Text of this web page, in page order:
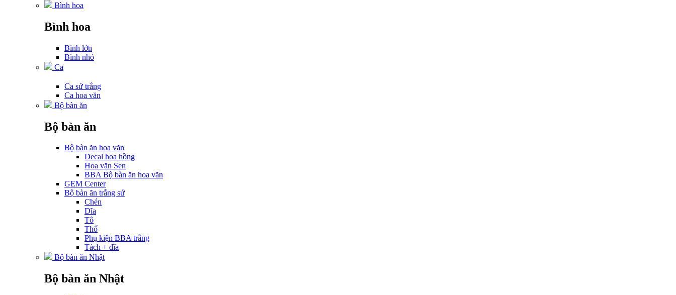
Bình hoa
Bình hoa
Bình lớn
Bình nhỏ
Ca
Ca sứ trắng
Ca hoa văn
Bộ bàn ăn
Bộ bàn ăn
Bộ bàn ăn hoa văn
Decal hoa hồng
Hoa văn Sen
BBA Bộ bàn ăn hoa văn
GEM Center
Bộ bàn ăn trắng sứ
Chén
Dĩa
Tô
Thố
Phụ kiện BBA trắng
Tách + dĩa
Bộ bàn ăn Nhật
Bộ bàn ăn Nhật